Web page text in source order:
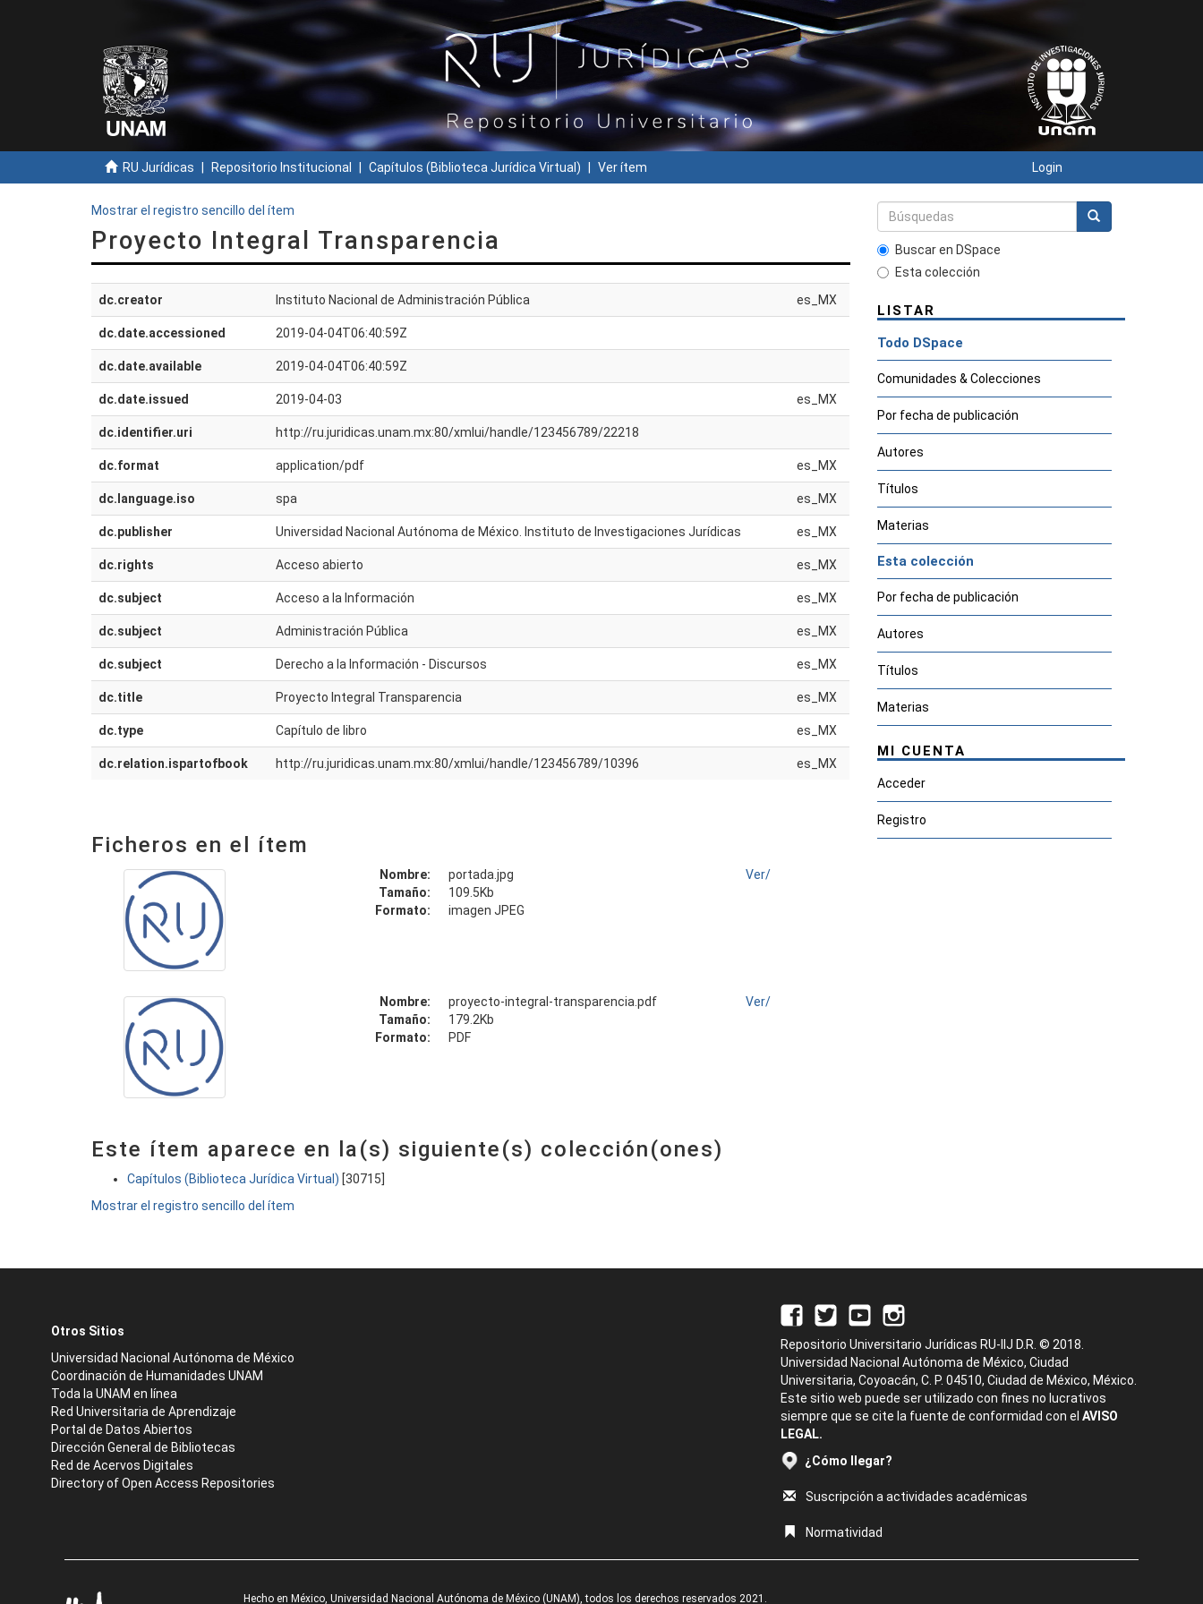
RU Jurídicas Repositorio Institucional Capítulos (Biblioteca Jurídica Virtual) Ver ítem Login
Mostrar el registro sencillo del ítem
Proyecto Integral Transparencia
dc.creator Instituto Nacional de Administración Pública es_MX
dc.date.accessioned 2019-04-04T06:40:59Z
dc.date.available 2019-04-04T06:40:59Z
dc.date.issued 2019-04-03 es_MX
dc.identifier.uri http://ru.juridicas.unam.mx:80/xmlui/handle/123456789/22218
dc.format application/pdf es_MX
dc.language.iso spa es_MX
dc.publisher Universidad Nacional Autónoma de México. Instituto de Investigaciones Jurídicas es_MX
dc.rights Acceso abierto es_MX
dc.subject Acceso a la Información es_MX
dc.subject Administración Pública es_MX
dc.subject Derecho a la Información - Discursos es_MX
dc.title Proyecto Integral Transparencia es_MX
dc.type Capítulo de libro es_MX
dc.relation.ispartofbook http://ru.juridicas.unam.mx:80/xmlui/handle/123456789/10396 es_MX
Ficheros en el ítem
Nombre:
portada.jpg
Tamaño:
109.5Kb
Formato:
imagen JPEG
Ver/
Nombre:
proyecto-integral-transparencia.pdf
Tamaño:
179.2Kb
Formato:
PDF
Ver/
Este ítem aparece en la(s) siguiente(s) colección(ones)
Capítulos (Biblioteca Jurídica Virtual) [30715]
Mostrar el registro sencillo del ítem
Buscar en DSpace
Esta colección
LISTAR
Todo DSpace
Comunidades & Colecciones
Por fecha de publicación
Autores
Títulos
Materias
Esta colección
Por fecha de publicación
Autores
Títulos
Materias
MI CUENTA
Acceder
Registro
Otros Sitios
Universidad Nacional Autónoma de México
Coordinación de Humanidades UNAM
Toda la UNAM en línea
Red Universitaria de Aprendizaje
Portal de Datos Abiertos
Dirección General de Bibliotecas
Red de Acervos Digitales
Directory of Open Access Repositories
Repositorio Universitario Jurídicas RU-IIJ D.R. © 2018.
Universidad Nacional Autónoma de México, Ciudad
Universitaria, Coyoacán, C. P. 04510, Ciudad de México, México.
Este sitio web puede ser utilizado con fines no lucrativos
siempre que se cite la fuente de conformidad con el AVISO
LEGAL.
¿Cómo llegar?
Suscripción a actividades académicas
Normatividad
Hecho en México, Universidad Nacional Autónoma de México (UNAM), todos los derechos reservados 2021.